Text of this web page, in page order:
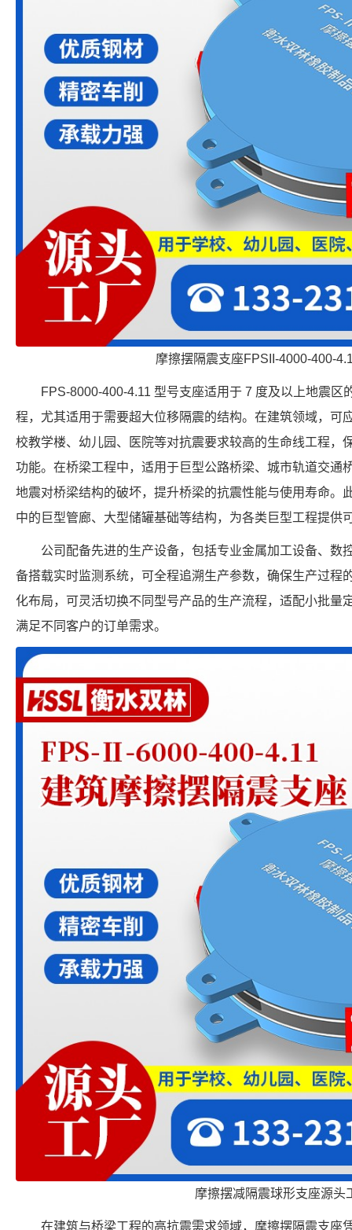
摩擦摆隔震支座FPSII-4000-400-
FPS-8000-400-4.11 型号支座适用于 7 度及以上地震区
程，尤其适用于需要超大位移隔震的结构。在建筑领域，可
校教学楼、幼儿园、医院等对抗震要求较高的生命线工程，
功能。在桥梁工程中，适用于巨型公路桥梁、城市轨道交通
地震对桥梁结构的破坏，提升桥梁的抗震性能与使用寿命。
中的巨型管廊、大型储罐基础等结构，为各类巨型工程提供
公司配备先进的生产设备，包括专业金属加工设备、数
备搭载实时监测系统，可全程追溯生产参数，确保生产过程
化布局，可灵活切换不同型号产品的生产流程，适配小批量
满足不同客户的订单需求。
摩擦摆减隔震球形支座源头
在建筑与桥梁工程的高抗震需求领域，摩擦摆隔震支座